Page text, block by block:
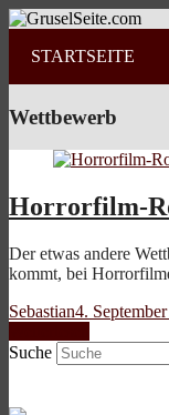
STARTSEITE
Wettbewerb
Horrorfilm-
Der etwas andere
kommt, bei
Sebastian4.
Suche